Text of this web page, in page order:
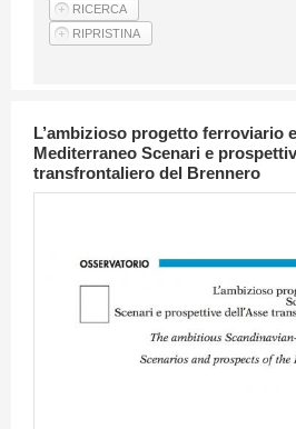
Articoli
L’ambizioso progetto ferroviario
Mediterraneo Scenari e
transfrontaliero del Brennero